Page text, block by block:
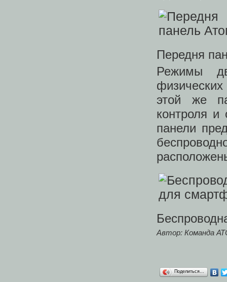
Передня
Режимы
этой же
контроля и
панели
Автор: Команда
Поделиться…